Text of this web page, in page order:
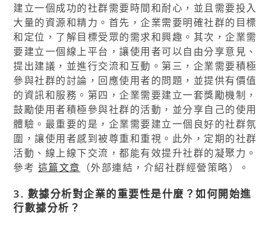
建立一個成功的社群需要時間和耐心，並且需要投入
大量的資源和精力。首先，企業需要明確社群的目標
和定位，了解目標受眾的需求和興趣。其次，企業需
要建立一個線上平台，讓使用者可以自由分享意見、
提出建議，並進行交流和互動。第三，企業需要積極
參與社群的討論，回應使用者的問題，並提供有價值
的資訊和服務。第四，企業需要建立一套獎勵機制，
鼓勵使用者積極參與社群的活動，並分享自己的使用
體驗。最重要的是，企業需要建立一個良好的社群氛
圍，讓使用者感到被尊重和重視。此外，定期的社群
活動、線上線下交流，都能有效提升社群的凝聚力。
參考 這篇文章 （外部連結，介紹社群經營策略）。
3. 數據分析對企業的重要性是什麼？如何開始進
行數據分析？